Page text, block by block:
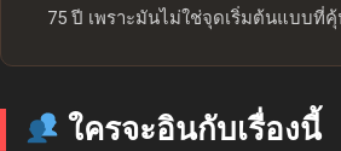
75 ปี เพราะมันไม่ใช่จุดเริ่มต้นแบบที่คุ้
ใครจะอินกับเรื่องนี้